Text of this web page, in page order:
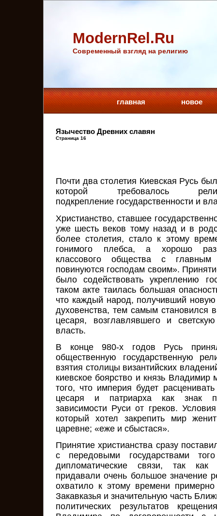
ModernRel.Ru
Cовременный взгляд на религию
главная новое
Язычество Древних славян
Страница 16
Почти два столетия Киевская Русь
которой требовалось
подкрепление государственности и
Христианство, ставшее
уже шесть веков тому назад и в
более столетия, стало к этому
гонимого плебса, а хорошо
классового общества с
повинуются господам своим».
было содействовать укреплению
таком акте таилась большая
что каждый народ, получивший новую
духовенства, тем самым становился
цесаря, возглавлявшего и
власть.
В конце 980-х годов Русь
общественную государственную
взятия столицы византийских
киевское боярство и князь Владимир
того, что империя будет
цесаря и патриарха как знак
зависимости Руси от греков.
который хотел закрепить мир
царевне; «еже и сбыстася».
Принятие христианства сразу
с передовыми государствами
дипломатические связи, так как
придавали очень большое значение
охватило к этому времени
Закавказья и значительную часть
политических результатов